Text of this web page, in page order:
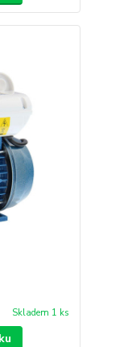
Skladem 1 ks